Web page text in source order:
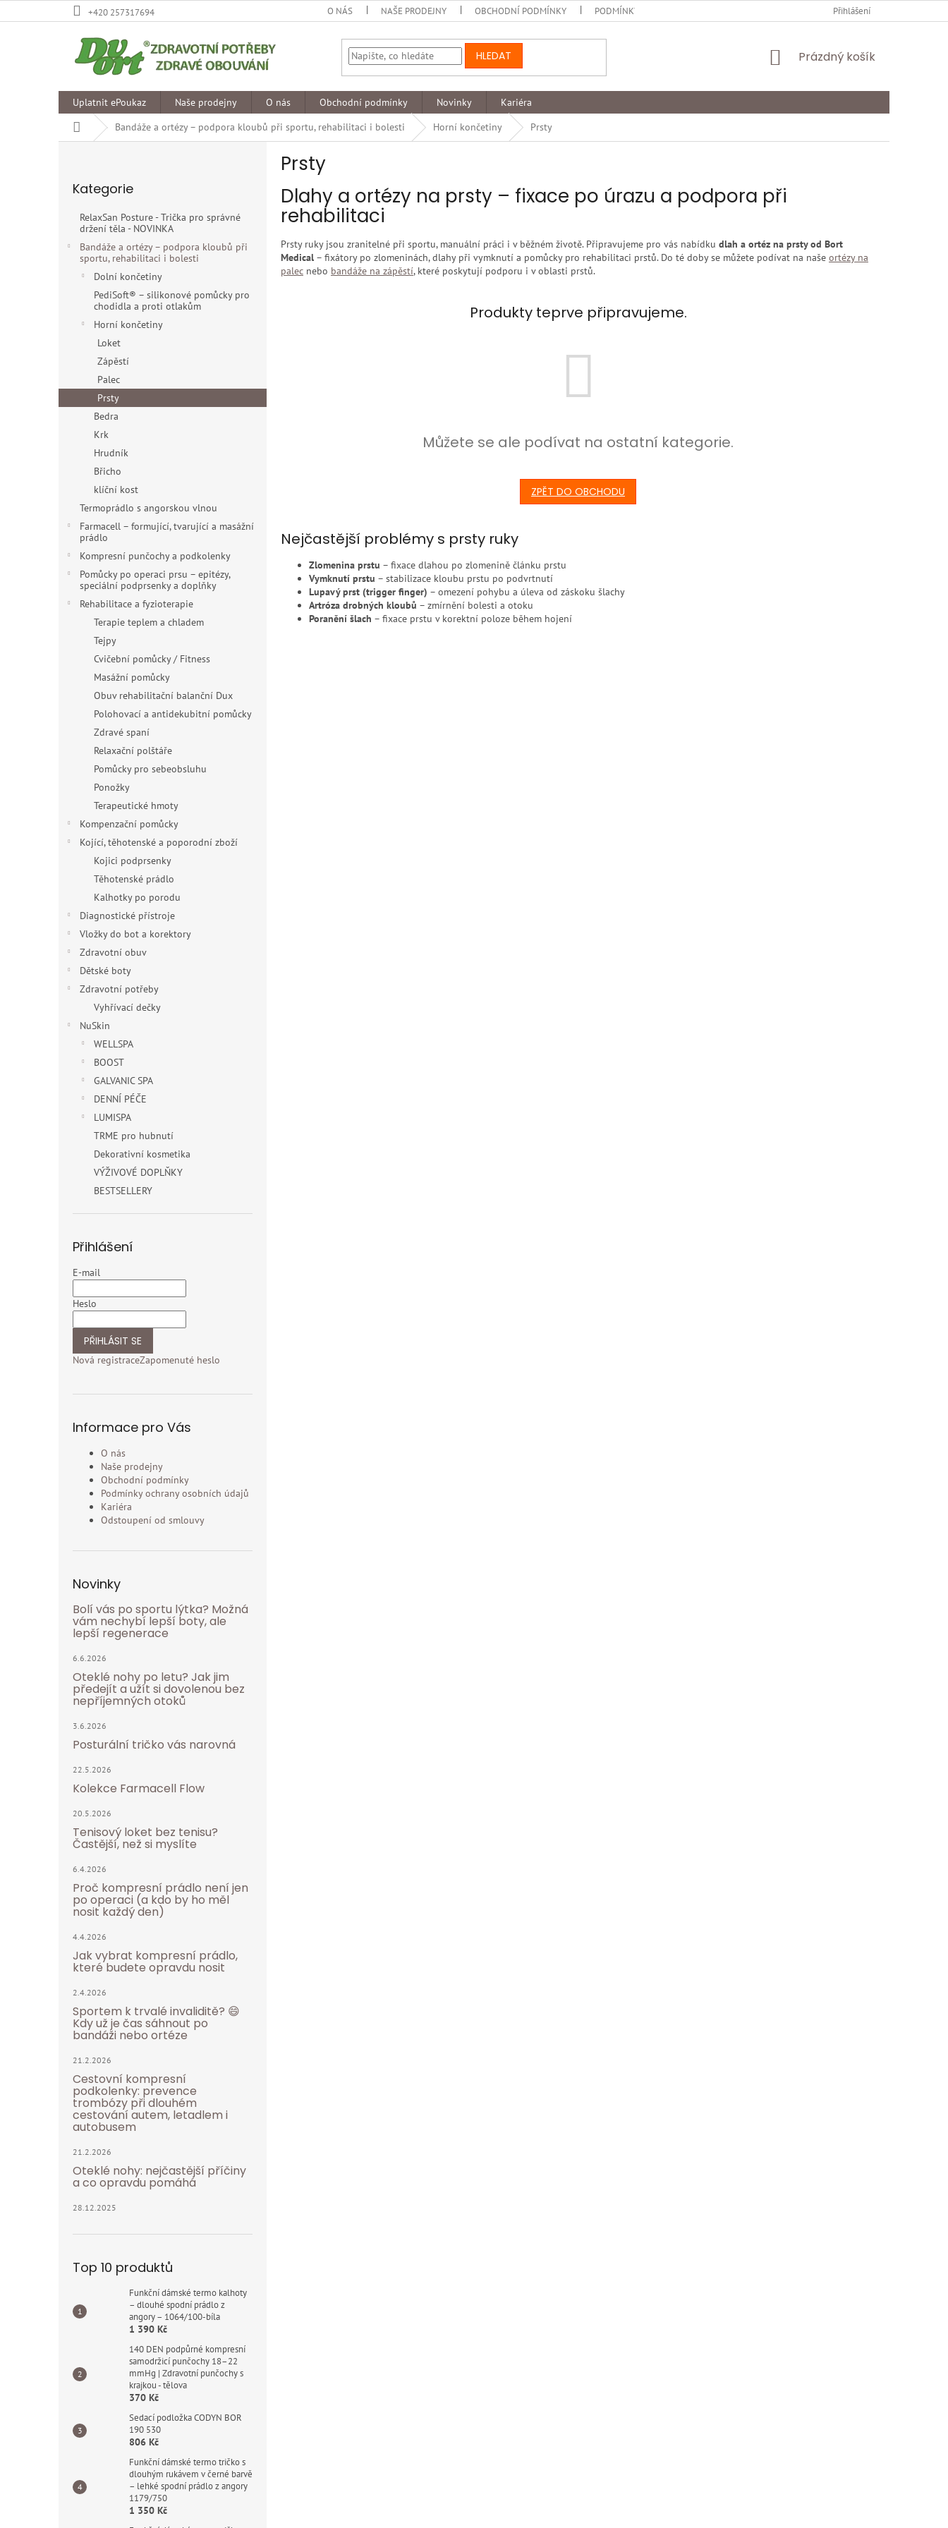
na
+420 257317694 O NÁS NAŠE PRODEJNY OBCHODNÍ PODMÍNKY PODMÍNKY OCHRANY OSOBNÍCH ÚDAJŮ ODSTOUPENÍ OD
Přihlášení
HLEDAT
NÁKUPNÍ
Prázdný košík
Uplatnit ePoukaz Naše prodejny O nás Obchodní podmínky Novinky
Kariéra
Domů
Bandáže a ortézy – podpora kloubů při sportu, rehabilitaci i bolesti Horní končetiny Prsty
kategorie
Kategorie
RelaxSan Posture - Trička pro správné
držení těla - NOVINKA
Bandáže a ortézy – podpora kloubů při
sportu, rehabilitaci i bolesti
Dolní končetiny
PediSoft® – silikonové pomůcky pro
chodidla a proti otlakům
Horní končetiny
Loket
Zápěstí
Palec
Prsty
Bedra
Krk
Hrudník
Břicho
klíční kost
Termoprádlo s angorskou vlnou
Farmacell – formující, tvarující a masážní
prádlo
Kompresní punčochy a podkolenky
Pomůcky po operaci prsu – epitézy,
speciální podprsenky a doplňky
Rehabilitace a fyzioterapie
Terapie teplem a chladem
Tejpy
Cvičební pomůcky / Fitness
Masážní pomůcky
Obuv rehabilitační balanční Dux
Polohovací a antidekubitní pomůcky
Zdravé spaní
Relaxační polštáře
Pomůcky pro sebeobsluhu
Ponožky
Terapeutické hmoty
Kompenzační pomůcky
Kojící, těhotenské a poporodní zboží
Kojici podprsenky
Těhotenské prádlo
Kalhotky po porodu
Diagnostické přístroje
Vložky do bot a korektory
Zdravotní obuv
Dětské boty
Zdravotní potřeby
Vyhřívací dečky
NuSkin
WELLSPA
BOOST
GALVANIC SPA
DENNÍ PÉČE
LUMISPA
TRME pro hubnutí
Dekorativní kosmetika
VÝŽIVOVÉ DOPLŇKY
BESTSELLERY
Přihlášení
E-mail
Heslo
PŘIHLÁSIT SE
Nová registraceZapomenuté heslo
Informace pro Vás
O nás
Naše prodejny
Obchodní podmínky
Podmínky ochrany osobních údajů
Kariéra
Odstoupení od smlouvy
Novinky
Bolí vás po sportu lýtka? Možná
vám nechybí lepší boty, ale
lepší regenerace
6.6.2026
Oteklé nohy po letu? Jak jim
předejít a užít si dovolenou bez
nepříjemných otoků
3.6.2026
Posturální tričko vás narovná
22.5.2026
Kolekce Farmacell Flow
20.5.2026
Tenisový loket bez tenisu?
Častější, než si myslíte
6.4.2026
Proč kompresní prádlo není jen
po operaci (a kdo by ho měl
nosit každý den)
4.4.2026
Jak vybrat kompresní prádlo,
které budete opravdu nosit
2.4.2026
Sportem k trvalé invaliditě? 😄
Kdy už je čas sáhnout po
bandáži nebo ortéze
21.2.2026
Cestovní kompresní
podkolenky: prevence
trombózy při dlouhém
cestování autem, letadlem i
autobusem
21.2.2026
Oteklé nohy: nejčastější příčiny
a co opravdu pomáhá
28.12.2025
Top 10 produktů
Funkční dámské termo kalhoty
– dlouhé spodní prádlo z
angory – 1064/100-bíla
1 390 Kč
140 DEN podpůrné kompresní
samodržicí punčochy 18–22
mmHg | Zdravotní punčochy s
krajkou - tělova
370 Kč
Sedací podložka CODYN BOR
190 530
806 Kč
Funkční dámské termo tričko s
dlouhým rukávem v černé barvě
– lehké spodní prádlo z angory
1179/750
1 350 Kč
Prsty
Dlahy a ortézy na prsty – fixace po úrazu a podpora při
rehabilitaci
Prsty ruky jsou zranitelné při sportu, manuální práci i v běžném životě. Připravujeme pro vás nabídku dlah a ortéz na prsty od Bort
Medical – fixátory po zlomeninách, dlahy při vymknutí a pomůcky pro rehabilitaci prstů. Do té doby se můžete podívat na naše ortézy na
palec nebo bandáže na zápěstí, které poskytují podporu i v oblasti prstů.
Produkty teprve připravujeme.
Můžete se ale podívat na ostatní kategorie.
ZPĚT DO OBCHODU
Nejčastější problémy s prsty ruky
Zlomenina prstu – fixace dlahou po zlomenině článku prstu
Vymknutí prstu – stabilizace kloubu prstu po podvrtnutí
Lupavý prst (trigger finger) – omezení pohybu a úleva od záskoku šlachy
Artróza drobných kloubů – zmírnění bolesti a otoku
Poranění šlach – fixace prstu v korektní poloze během hojení